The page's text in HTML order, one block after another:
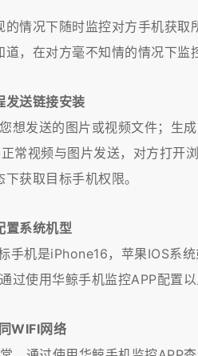
情况下随时监控对方手机获取
，在对方毫不知情的情况下监
发送链接安装
发送的图片或视频文件；生
视频与图片发送，对方打开
获取目标手机权限。
置系统机型
手机是iPhone16，苹果IOS系
使用华鲸手机监控APP配置以
WIFI网络